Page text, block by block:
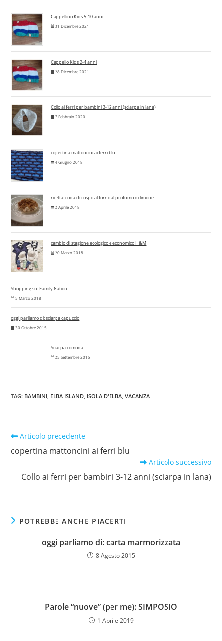
Cappellino Kids 5-10 anni
31 Dicembre 2021
Cappello Kids 2-4 anni
28 Dicembre 2021
Collo ai ferri per bambini 3-12 anni (sciarpa in lana)
7 Febbraio 2020
copertina mattoncini ai ferri blu
4 Giugno 2018
ricetta: coda di rospo al forno al profumo di limone
2 Aprile 2018
cambio di stagione ecologico e economico H&M
20 Marzo 2018
Shopping su: Family Nation
5 Marzo 2018
oggi parliamo di: sciarpa capuccio
30 Ottobre 2015
Sciarpa comoda
25 Settembre 2015
TAG: BAMBINI, ELBA ISLAND, ISOLA D'ELBA, VACANZA
Leggi
articoli
Articolo precedente
copertina mattoncini ai ferri blu
Articolo successivo
Collo ai ferri per bambini 3-12 anni (sciarpa in lana)
POTREBBE ANCHE PIACERTI
oggi parliamo di: carta marmorizzata
8 Agosto 2015
Parole “nuove” (per me): SIMPOSIO
1 Aprile 2019